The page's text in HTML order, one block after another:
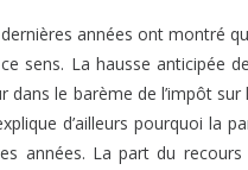
années ont montré
sens. La hausse anticipée
dans le barème de l’impôt sur
d’ailleurs pourquoi la
années. La part du recours